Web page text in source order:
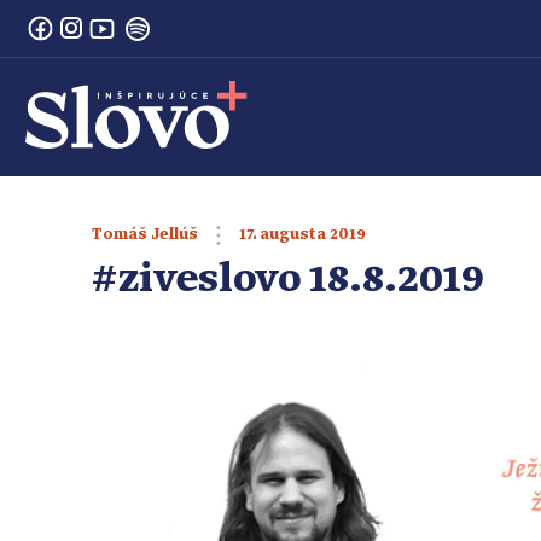
Tomáš Jellúš 17. augusta 2019
#ziveslovo 18.8.2019